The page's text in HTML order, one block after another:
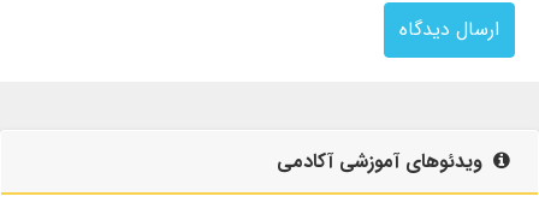
ارسال دیدگاه
ویدئوهای آموزشی آکادمی